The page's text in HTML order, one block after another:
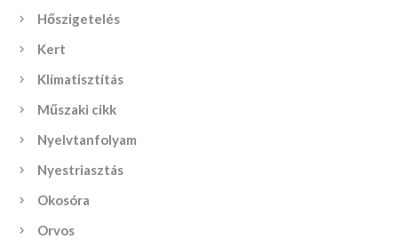
Hőszigetelés
Kert
Klímatisztítás
Műszaki cikk
Nyelvtanfolyam
Nyestriasztás
Okosóra
Orvos